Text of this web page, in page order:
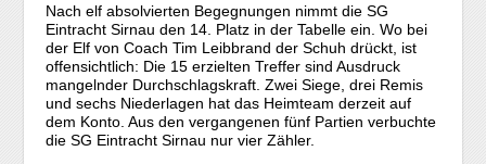
Nach elf absolvierten Begegnungen nimmt die SG
Eintracht Sirnau den 14. Platz in der Tabelle ein. Wo bei
der Elf von Coach Tim Leibbrand der Schuh drückt, ist
offensichtlich: Die 15 erzielten Treffer sind Ausdruck
mangelnder Durchschlagskraft. Zwei Siege, drei Remis
und sechs Niederlagen hat das Heimteam derzeit auf
dem Konto. Aus den vergangenen fünf Partien verbuchte
die SG Eintracht Sirnau nur vier Zähler.